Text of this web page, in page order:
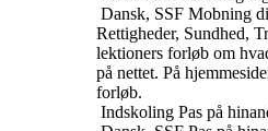
Dansk, SSF Mobning
Rettigheder, Sundhed,
lektioners forløb om
på nettet. På
forløb.
Indskoling Pas på